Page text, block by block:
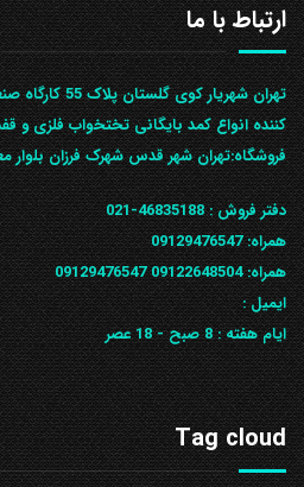
ارتباط با ما
تهران شهریار
کننده انواع کمد بایگانی تختخواب فلزی و
ف‍روشگاه:تهران شهر قدس شهرک فرزان بلوار
دفتر فروش :46835188-021
همراه:09129476547
همراه: 09122648504
09129476547
ایمیل :
ایام هفته :8 صبح - 18 عصر
Tag cloud